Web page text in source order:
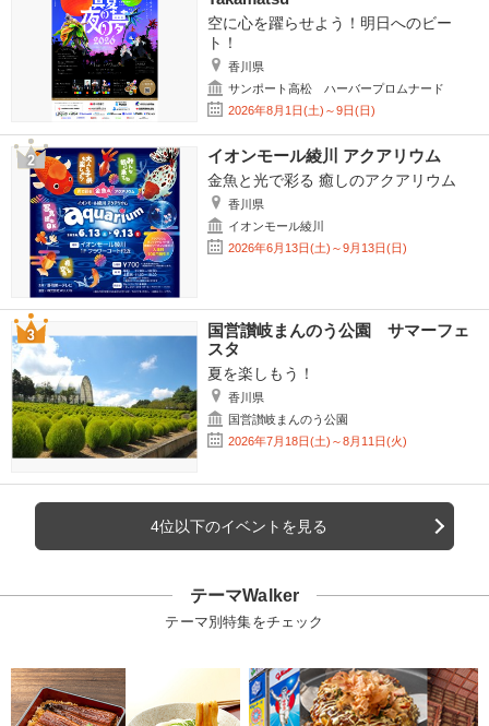
空に心を躍らせよう！明日へのビー
ト！
香川県
サンポート高松 ハーバープロムナード
2026年8月1日(土)～9日(日)
イオンモール綾川 アクアリウム
金魚と光で彩る 癒しのアクアリウム
香川県
イオンモール綾川
2026年6月13日(土)～9月13日(日)
国営讃岐まんのう公園 サマーフェ
スタ
夏を楽しもう！
香川県
国営讃岐まんのう公園
2026年7月18日(土)～8月11日(火)
4位以下のイベントを見る
テーマWalker
テーマ別特集をチェック